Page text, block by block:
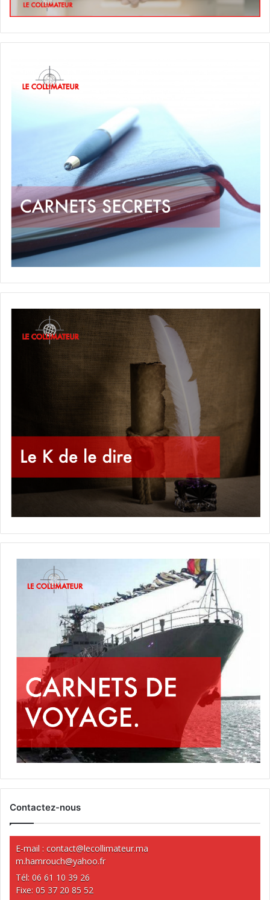
Contactez-nous
E-mail : contact@lecollimateur.ma
m.hamrouch@yahoo.fr
Tél: 06 61 10 39 26
Fixe: 05 37 20 85 52